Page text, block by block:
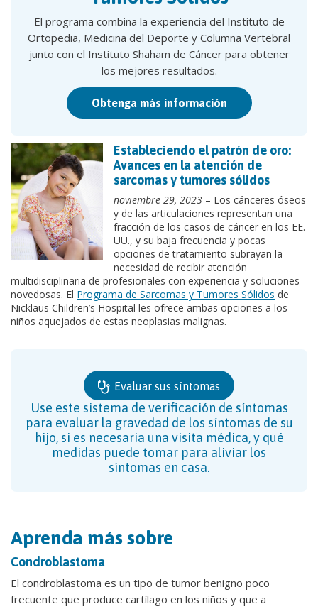
El programa combina la experiencia del Instituto de
Ortopedia, Medicina del Deporte y Columna Vertebral
junto con el Instituto Shaham de Cáncer para obtener
los mejores resultados.
Obtenga más información
Estableciendo el patrón de oro:
Avances en la atención de
sarcomas y tumores sólidos
noviembre 29, 2023 – Los cánceres óseos
y de las articulaciones representan una
fracción de los casos de cáncer en los EE.
UU., y su baja frecuencia y pocas
opciones de tratamiento subrayan la
necesidad de recibir atención
multidisciplinaria de profesionales con experiencia y soluciones
novedosas. El Programa de Sarcomas y Tumores Sólidos de
Nicklaus Children’s Hospital les ofrece ambas opciones a los
niños aquejados de estas neoplasias malignas.
Evaluar sus síntomas
Use este sistema de verificación de síntomas
para evaluar la gravedad de los síntomas de su
hijo, si es necesaria una visita médica, y qué
medidas puede tomar para aliviar los
síntomas en casa.
Aprenda más sobre
Condroblastoma
El condroblastoma es un tipo de tumor benigno poco
frecuente que produce cartílago en los niños y que a